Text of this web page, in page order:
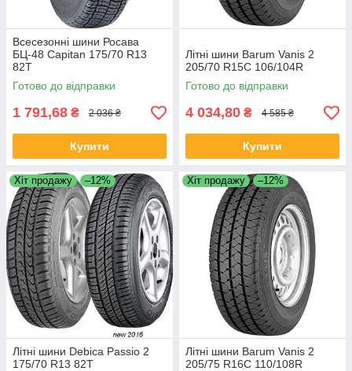
Всесезонні шини Росава
БЦ-48 Capitan 175/70 R13
82T
Готово до відправки
1 791,68 ₴ 2 036 ₴
Купити
Літні шини Barum Vanis 2
205/70 R15C 106/104R
Готово до відправки
4 034,80 ₴ 4 585 ₴
Купити
Хіт продажу –12%
Літні шини Debica Passio 2
175/70 R13 82T
Хіт продажу –12%
Літні шини Barum Vanis 2
205/75 R16C 110/108R